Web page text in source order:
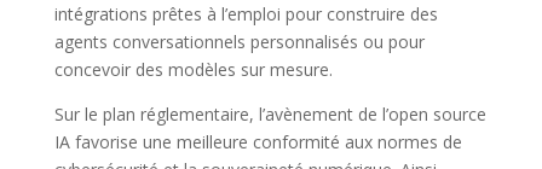
intégrations prêtes à l’emploi pour construire des
agents conversationnels personnalisés ou pour
concevoir des modèles sur mesure.
Sur le plan réglementaire, l’avènement de l’open source
IA favorise une meilleure conformité aux normes de